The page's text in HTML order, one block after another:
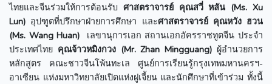
ไทยและจีนร่วมให้การต้อนรับ ศาสตราจารย์ คุณสวี่ หลัน (Ms. Xu
Lun) อุปฑูตที่ปรึกษาฝ่ายการศึกษา และศาสตราจารย์ คุณหวัง ฮวน
(Ms. Wang Huan)
เลขานุการเอก สถานเอกอัครราชทูตจีน ประจำ
ประเทศไทย คุณจ้าวหมิงกวง (Mr. Zhan Mingguang) ผู้อำนวยการ
หลักสูตร คณะชาวจีนโพ้นทะเล ศูนย์การเรียนรู้กรุงเทพมหานครฯ-
อาเซียน แห่งมหาวิทยาลัยเปิดแห่งฝูเจี้ยน และนักศึกษาที่เข้าร่วม ทั้งนี้